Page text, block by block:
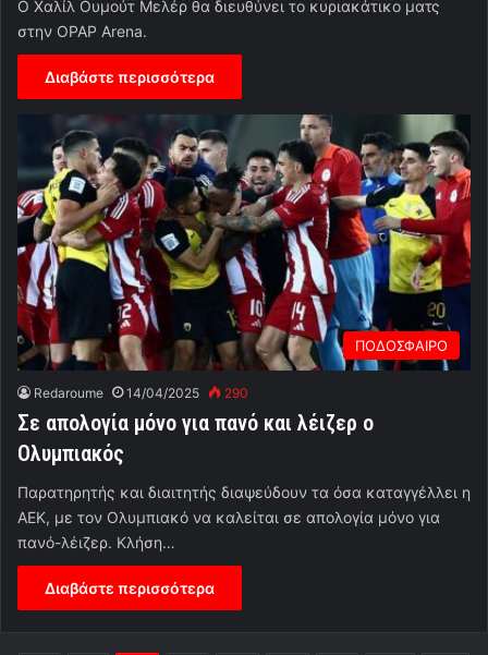
Ο Χαλίλ Ουμούτ Μελέρ θα διευθύνει το κυριακάτικο ματς
στην OPAP Arena.
Διαβάστε περισσότερα
ΠΟΔΟΣΦΑΙΡΟ
Redaroume 14/04/2025 290
Σε απολογία μόνο για πανό και λέιζερ ο
Ολυμπιακός
Παρατηρητής και διαιτητής διαψεύδουν τα όσα καταγγέλλει η
ΑΕΚ, με τον Ολυμπιακό να καλείται σε απολογία μόνο για
πανό-λέιζερ. Κλήση…
Διαβάστε περισσότερα